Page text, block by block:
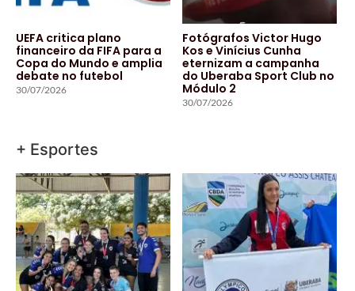
UEFA critica plano
financeiro da FIFA para a
Copa do Mundo e amplia
debate no futebol
30/07/2026
Fotógrafos Victor Hugo
Kos e Vinícius Cunha
eternizam a campanha
do Uberaba Sport Club no
Módulo 2
30/07/2026
+ Esportes